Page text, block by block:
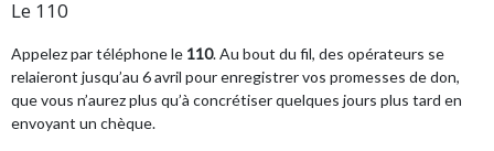
Le 110
Appelez par téléphone le 110. Au bout du fil, des opérateurs se
relaieront jusqu’au 6 avril pour enregistrer vos promesses de don,
que vous n’aurez plus qu’à concrétiser quelques jours plus tard en
envoyant un chèque.